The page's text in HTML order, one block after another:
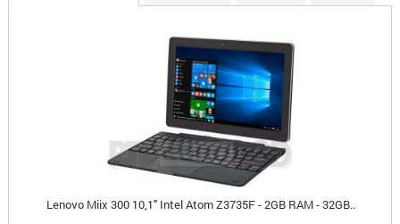
Lenovo Miix 300 10,1" Intel Atom Z3735F - 2GB RAM - 32GB..